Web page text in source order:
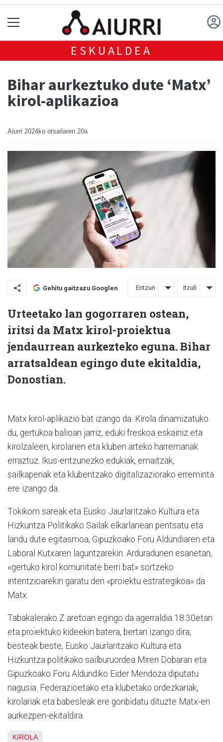
ESKUALDEA
Bihar aurkeztuko dute ‘Matx’
kirol-aplikazioa
Aiurri 2024ko otsailaren 20a
Gehitu gaitzazu Googlen Entzun Itzuli
Urteetako lan gogorraren ostean,
iritsi da Matx kirol-proiektua
jendaurrean aurkezteko eguna. Bihar
arratsaldean egingo dute ekitaldia,
Donostian.
Matx kirol-aplikazio bat izango da. Kirola dinamizatuko
du, gertukoa balioan jarriz, eduki freskoa eskainiz eta
kirolzaleen, kirolarien eta kluben arteko harremanak
erraztuz. Ikus-entzunezko edukiak, emaitzak,
sailkapenak eta klubentzako digitalizaziorako erreminta
ere izango da.
Tokikom sareak eta Eusko Jaurlaritzako Kultura eta
Hizkuntza Politikako Sailak elkarlanean pentsatu eta
landu dute egitasmoa, Gipuzkoako Foru Aldundiaren eta
Laboral Kutxaren laguntzarekin. Arduradunen esanetan,
«gertuko kirol komunitate berri bat» sortzeko
intentzioarekin garatu den «proiektu estrategikoa» da
Matx.
Tabakalerako Z aretoan egingo da agerraldia 18:30etan
eta proiektuko kideekin batera, bertan izango dira,
besteak beste, Eusko Jaurlaritzako Kultura eta
Hizkuntza politikako sailburuordea Miren Dobaran eta
Gipuzkoako Foru Aldundiko Eider Mendoza diputatu
nagusia. Federazioetako eta klubetako ordezkariak,
kirolariak eta babesleak ere gonbidatu dituzte Matx-en
aurkezpen-ekitaldira.
KIROLA